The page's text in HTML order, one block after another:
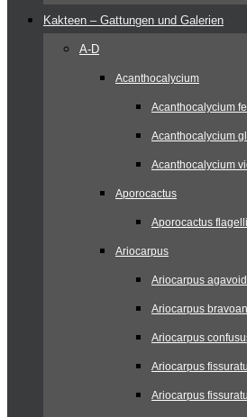
Kakteen – Gattungen und Galerien
A-D
Acanthocalycium
Acanthocalycium
Acanthocalycium
Acanthocalycium
Aporocactus
Aporocactus
Ariocarpus
Ariocarpus
Ariocarpus
Ariocarpus
Ariocarpus
Ariocarpus